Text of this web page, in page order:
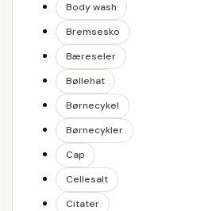
Body wash
Bremsesko
Bæreseler
Bøllehat
Børnecykel
Børnecykler
Cap
Cellesalt
Citater